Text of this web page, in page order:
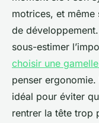
motrices, et
de
sous-estimer
choisir une
penser
idéal pour éviter
rentrer la tête trop